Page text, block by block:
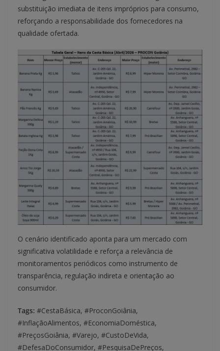
substituição imediata de itens impróprios para consumo,
reforçando a responsabilidade dos fornecedores na
qualidade ofertada.
O cenário identificado aponta para um mercado com
significativa volatilidade e reforça a relevância de
monitoramentos periódicos como instrumento de
transparência, regulação indireta e orientação ao
consumidor.
Tags: #CestaBásica, #ProconGoiânia,
#InflaçãoAlimentos, #EconomiaDoméstica,
#PreçosGoiânia, #Varejo, #CustoDeVida,
#DefesaDoConsumidor, #PesquisaDePreços,